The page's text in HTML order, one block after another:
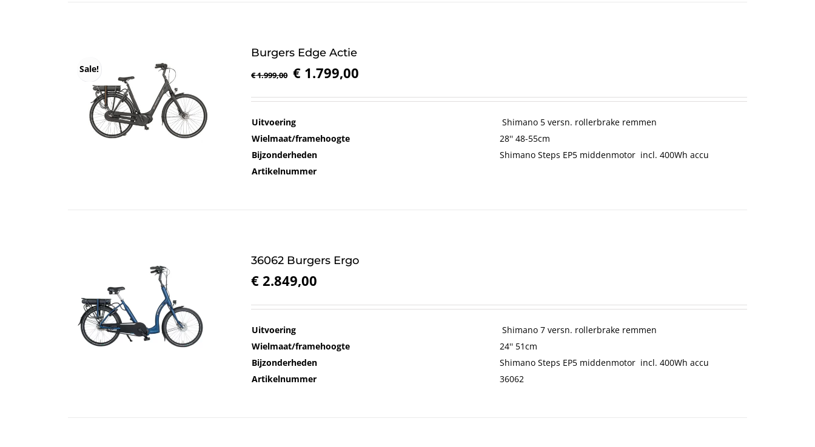
Sale!
Burgers Edge Actie
€1.999,00
Oorspronkelijke
was:
€ 1.799,00
is:
Uitvoering
Shimano 5 versn. rollerbrake remmen
Wielmaat/framehoogte
28'' 48-55cm
Bijzonderheden
Shimano Steps EP5 middenmotor incl. 400Wh accu
Artikelnummer
36062 Burgers Ergo
€ 2.849,00
Uitvoering
Shimano 7 versn. rollerbrake remmen
Wielmaat/framehoogte
24'' 51cm
Bijzonderheden
Shimano Steps EP5 middenmotor incl. 400Wh accu
Artikelnummer
36062